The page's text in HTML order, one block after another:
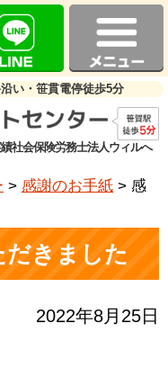
い・笹貫電停徒歩5分
社会保険労務士法人ウィルへ
> 感謝のお手紙 > 感
だきました
2022年8月25日